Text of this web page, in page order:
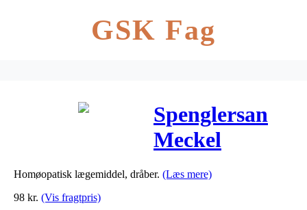
GSK Fag
Spenglersan
Meckel
Spenglersan A
Homøopatisk lægemiddel, dråber. (Læs mere)
98 kr. (Vis fragtpris)